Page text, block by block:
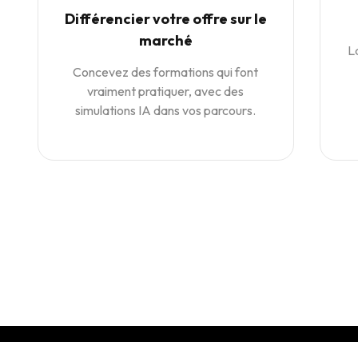
Différencier votre offre sur le
marché
Concevez des formations qui font
vraiment pratiquer, avec des
simulations IA dans vos parcours.